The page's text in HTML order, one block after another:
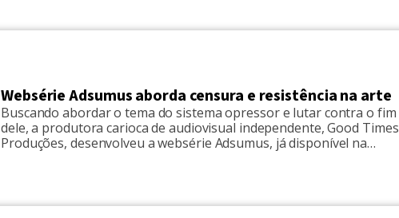
Websérie Adsumus aborda censura e resistência na arte
Buscando abordar o tema do sistema opressor e lutar contra o fim
dele, a produtora carioca de audiovisual independente, Good Times
Produções, desenvolveu a websérie Adsumus, já disponível na